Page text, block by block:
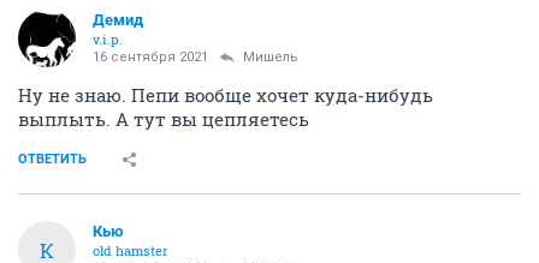
Демид
v.i.p.
16 сентября 2021 Мишель
Ну не знаю. Пепи вообще хочет куда-нибудь
выплыть. А тут вы цепляетесь
ОТВЕТИТЬ
К
Кью
old hamster